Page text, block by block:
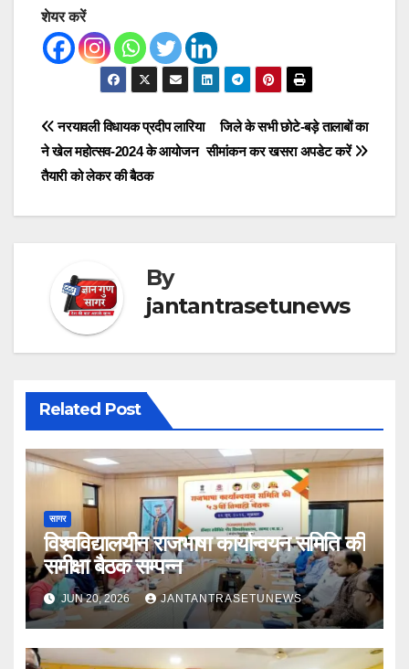
शेयर करें
Post
navigation
जिले के सभी छोटे-बड़े तालाबों का
सीमांकन कर खसरा अपडेट करें
नरयावली विधायक प्रदीप लारिया
ने खेल महोत्सव-2024 के आयोजन
तैयारी को लेकर की बैठक
By
jantantrasetunews
Related Post
सागर
विश्वविद्यालयीन राजभाषा कार्यान्वयन समिति की
समीक्षा बैठक सम्पन्न
JUN 20, 2026 JANTANTRASETUNEWS